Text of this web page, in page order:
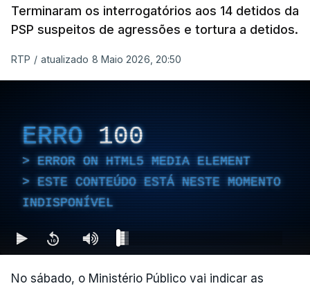
Terminaram os interrogatórios aos 14 detidos da
PSP suspeitos de agressões e tortura a detidos.
RTP / atualizado 8 Maio 2026, 20:50
ERRO 100
ERROR ON HTML5 MEDIA ELEMENT
ESTE CONTEÚDO ESTÁ NESTE MOMENTO
INDISPONÍVEL
No sábado, o Ministério Público vai indicar as